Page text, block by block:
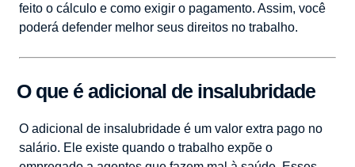
feito o cálculo e como exigir o pagamento. Assim, você
poderá defender melhor seus direitos no trabalho.
O que é adicional de insalubridade
O adicional de insalubridade é um valor extra pago no
salário. Ele existe quando o trabalho expõe o